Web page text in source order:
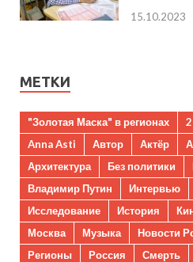
15.10.2023
МЕТКИ
"Золотая Маска" в регионах
Anna Asti
Автор Актёр
Архитектура
Без политики
Владимир Путин
Интервью
Исследование
История
Москва
Музыка Новости
Регионы
Россия Смерть